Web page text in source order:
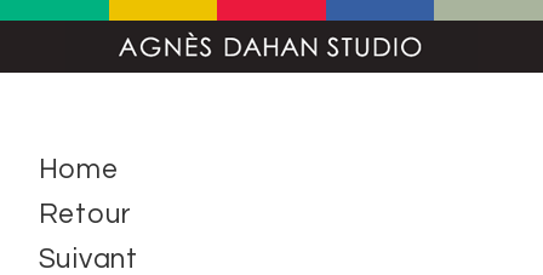
Home
Retour
Suivant